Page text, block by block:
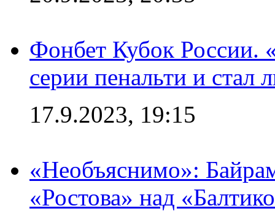
Фонбет Кубок России.
серии пенальти и стал
17.9.2023, 19:15
«Необъяснимо»:
«Ростова» над